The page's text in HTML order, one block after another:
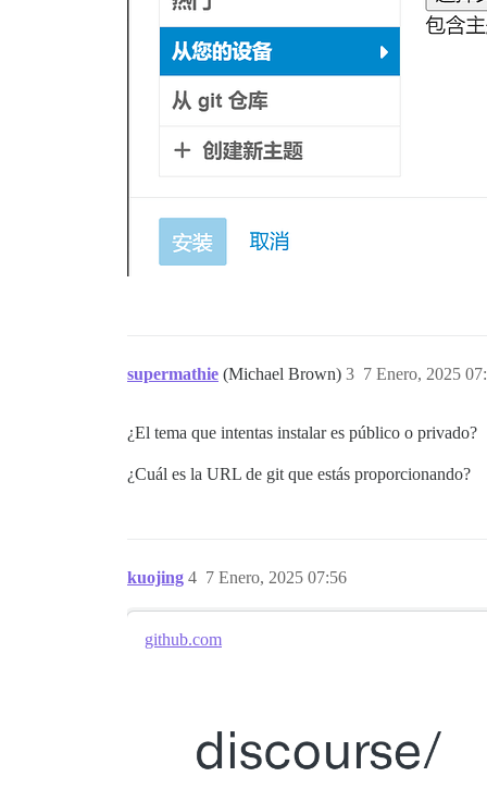
supermathie (Michael Brown) 7 Enero, 2025
3
¿El tema que intentas instalar es público o privado?
¿Cuál es la URL de git que estás proporcionando?
kuojing 7 Enero, 2025 07:56
4
github.com